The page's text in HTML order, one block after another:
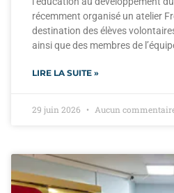
récemment organisé un atelier
destination des élèves
ainsi que des membres de
LIRE LA SUITE »
29 juin 2026 Aucun